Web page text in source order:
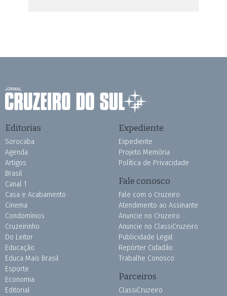
Editorias
Sorocaba
Agenda
Artigos
Brasil
Canal 1
Casa e Acabamento
Cinema
Condomínios
Cruzeirinho
Do Leitor
Educação
Educa Mais Brasil
Esporte
Economia
Editorial
Expediente
Expediente
Projeto Memória
Política de Privacidade
Fale conosco
Fale com o Cruzeiro
Atendimento ao Assinante
Anuncie no Cruzeiro
Anuncie no ClassiCruzeiro
Publicidade Legal
Repórter Cidadão
Trabalhe Conosco
Parceiros
ClassiCruzeiro